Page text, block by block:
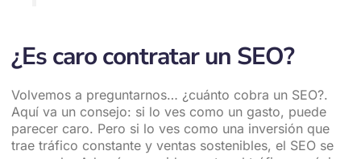
¿Es caro contratar un SEO?
Volvemos a preguntarnos… ¿cuánto cobra un SEO?.
Aquí va un consejo: si lo ves como un gasto, puede
parecer caro. Pero si lo ves como una inversión que
trae tráfico constante y ventas sostenibles, el SEO se